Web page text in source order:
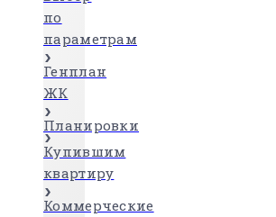
по
параметрам
Генплан
ЖК
Планировки
Купившим
квартиру
Коммерческие